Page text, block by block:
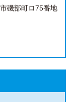
磯部町ロ75番地